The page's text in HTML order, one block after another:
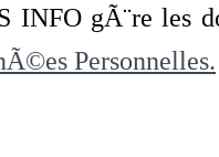
INFO gÃ¨re les
Personnelles.